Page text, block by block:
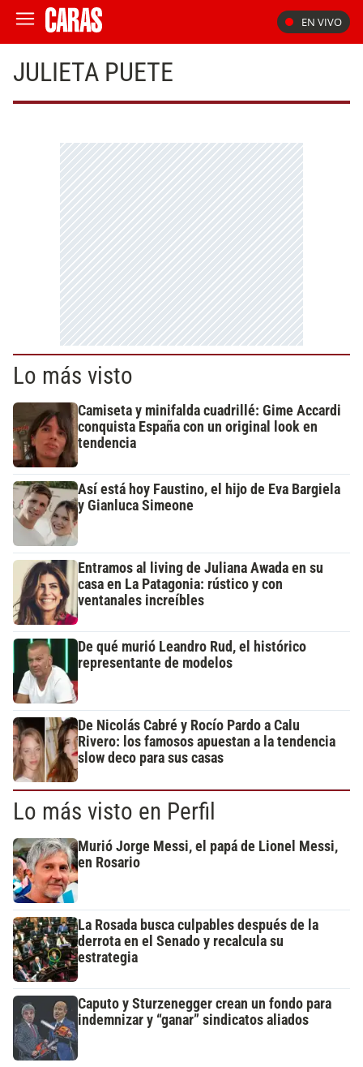
EN VIVO
JULIETA PUETE
Lo más visto
Camiseta y minifalda cuadrillé: Gime Accardi
conquista España con un original look en
tendencia
Así está hoy Faustino, el hijo de Eva Bargiela
y Gianluca Simeone
Entramos al living de Juliana Awada en su
casa en La Patagonia: rústico y con
ventanales increíbles
De qué murió Leandro Rud, el histórico
representante de modelos
De Nicolás Cabré y Rocío Pardo a Calu
Rivero: los famosos apuestan a la tendencia
slow deco para sus casas
Lo más visto en Perfil
Murió Jorge Messi, el papá de Lionel Messi,
en Rosario
La Rosada busca culpables después de la
derrota en el Senado y recalcula su
estrategia
Caputo y Sturzenegger crean un fondo para
indemnizar y “ganar” sindicatos aliados